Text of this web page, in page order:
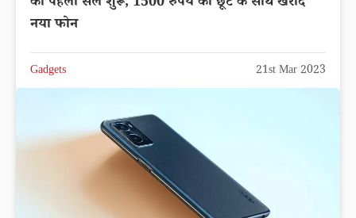
नया फोन
Gadgets 21st Mar 2023